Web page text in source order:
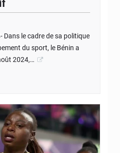
Dans le cadre de sa politique
du sport, le Bénin a
2024,…